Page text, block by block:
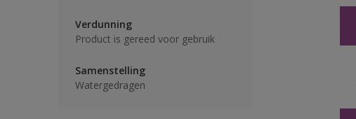
Verdunning
Product is gereed voor gebruik
Samenstelling
Watergedragen